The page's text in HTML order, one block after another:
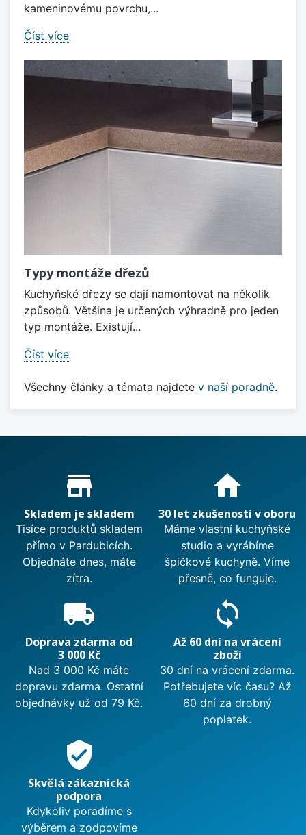
kameninovému povrchu,...
Číst více
Typy montáže dřezů
Kuchyňské dřezy se dají namontovat na několik
způsobů. Většina je určených výhradně pro jeden
typ montáže. Existují...
Číst více
Všechny články a témata najdete v naší poradně.
Proč nakupovat u nás?
store_mall_directory
Skladem je skladem
Tisíce produktů skladem
přímo v Pardubicích.
Objednáte dnes, máte
zítra.
home
30 let zkušeností v oboru
Máme vlastní kuchyňské
studio a vyrábíme
špičkové kuchyně. Víme
přesně, co funguje.
local_shipping
Doprava zdarma od
3 000 Kč
Nad 3 000 Kč máte
dopravu zdarma. Ostatní
objednávky už od 79 Kč.
sync
Až 60 dní na vrácení
zboží
30 dní na vrácení zdarma.
Potřebujete víc času? Až
60 dní za drobný
poplatek.
verified_user
Skvělá zákaznická
podpora
Kdykoliv poradíme s
výběrem a zodpovíme